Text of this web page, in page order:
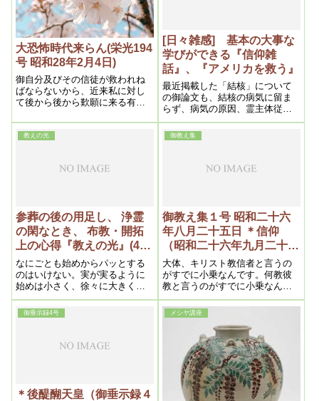
大恐怖時代来らん(栄光194
号 昭和28年2月4日)
御自分及びその信徒が救われね
ばならないから、近来私に対し
て後から後から歎願に来る有様
るであろう。成程凡なるほどあ
らゆる宗教は今までの世界が続
という空前の事態となった以
なるので、茲に一切の宗教は一
団となって、本教を中心に人類
救済は固もとより、地上天国建
設に協力する事になるのであ
る。
[日々雑感] 基本の大事な
学びができる『信仰雑
話』、『アメリカを救う』
最近掲載した「結核」について
の御論文も、結核の病気に留ま
らず、病気の原因、霊主体従、
浄霊の原理ナドナド、簡潔に大
変わかりやすく解説してくださ
っている
教えの光
参葬の後の用足し、 浄霊
の閑なとき、 布教・開拓
上の心得『教えの光』(4、
浄霊および信仰上の問題）
昭和二十六年五月二十日)
なにごとも始めからパッとする
のはいけない。実が実るように
始めは小さく、徐々に大きくな
るのが本当である。また発展し
ない理由は、なにか神様のお気
に入らぬことがあるわけもある
みるべきである。
御教え集
御教え集１号 昭和二十六
年八月二十五日 ＊信仰
（昭和二十六年九月二十
日）
大体、キリスト教信者と言うの
がすでに小乗なんです。何教彼
教と言うのがすでに小乗なんで
す。だから何教だとか——非難
したり——つまりメシヤ教なら
メシヤ教に捉われてはいけな
い。強いて言えば、世界教です
御垂示録4号
＊後醍醐天皇（御垂示録４
メシヤ講座